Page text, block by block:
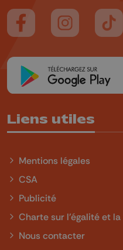
Suivez-nous surSuivez-nous
Liens utiles
Mentions légales
CSA
Publicité
Charte sur l'égalité et
Nous contacter